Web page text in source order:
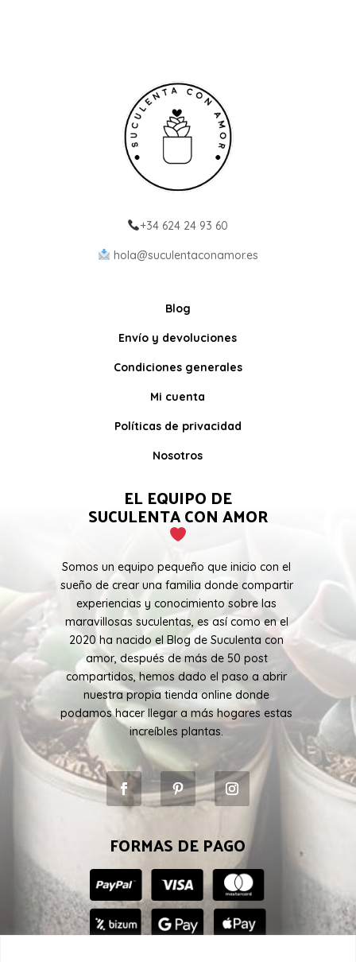
+34 624 24 93 60
hola@suculentaconamor.es
Blog
Envío y devoluciones
Condiciones generales
Mi cuenta
Políticas de privacidad
Nosotros
EL EQUIPO DE
SUCULENTA CON AMOR
Somos un equipo pequeño que inicio con el
sueño de crear una familia donde compartir
experiencias y conocimiento sobre las
maravillosas suculentas, es así como en el
2020 ha nacido el Blog de Suculenta con
amor, después de más de 50 post
compartidos, hemos dado el paso a abrir
nuestra propia tienda online donde
podamos hacer llegar a más hogares estas
increíbles plantas.
FORMAS DE PAGO